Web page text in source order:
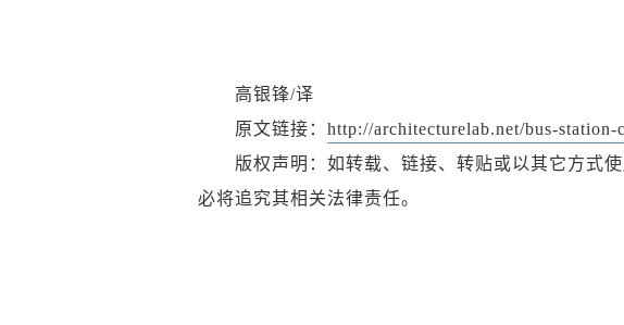
高银锋/译
原文链接：http://architecturelab.net/bus-
版权声明：如转载、链接、转贴或以其它方式使
必将追究其相关法律责任。